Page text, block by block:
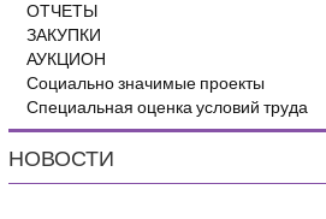
ОТЧЕТЫ
ЗАКУПКИ
АУКЦИОН
Социально значимые проекты
Специальная оценка условий труда
НОВОСТИ